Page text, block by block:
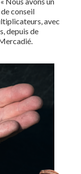
conseil
avec
depuis de